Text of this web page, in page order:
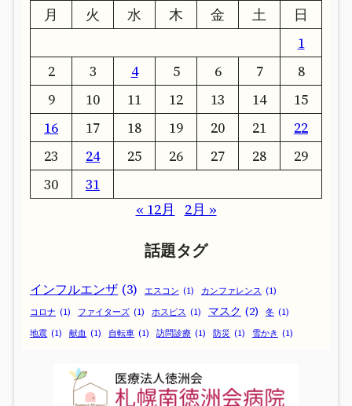
月
火 水 木 金 土
日
1
2
3 4 5 6 7
8
9
10 11 12 13 14
15
16
17 18 19 20 21
22
23
24 25 26 27 28
29
30
31
« 12月
2月 »
話題タグ
インフルエンザ (3) エスコン (1) カンファレンス (1)
コロナ (1) ファイターズ (1) ホスピス (1) マスク (2) 冬 (1)
地震 (1) 献血 (1) 自転車 (1) 訪問診療 (1) 防災 (1) 雪かき (1)